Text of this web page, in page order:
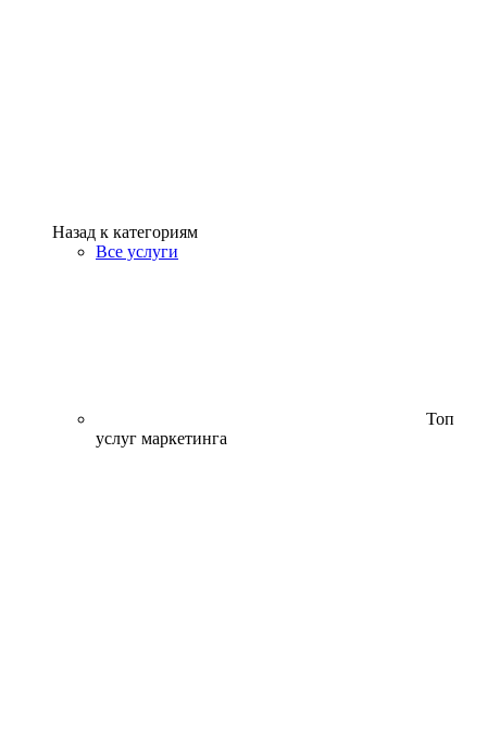
Назад к категориям
Все услуги
Топ
услуг маркетинга